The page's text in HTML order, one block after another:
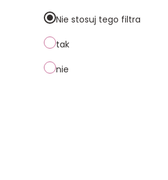
Nie stosuj tego filtra
tak
nie